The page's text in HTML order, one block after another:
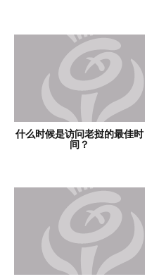
什么时候是访问老挝的最佳时
间？